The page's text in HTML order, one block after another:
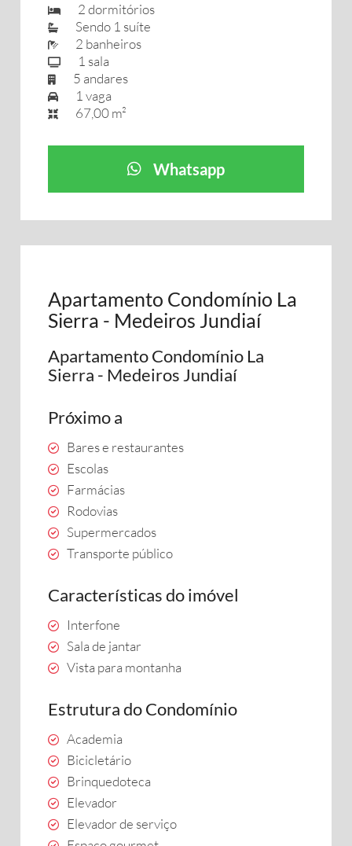
2 dormitórios
Sendo 1 suíte
2 banheiros
1 sala
5 andares
1 vaga
67,00 m²
Whatsapp
Apartamento Condomínio La
Sierra - Medeiros Jundiaí
Apartamento Condomínio La
Sierra - Medeiros Jundiaí
Próximo a
Bares e restaurantes
Escolas
Farmácias
Rodovias
Supermercados
Transporte público
Características do imóvel
Interfone
Sala de jantar
Vista para montanha
Estrutura do Condomínio
Academia
Bicicletário
Brinquedoteca
Elevador
Elevador de serviço